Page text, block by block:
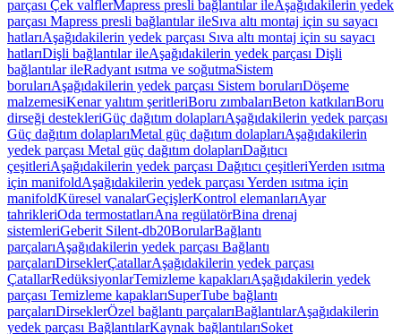
parçası Çek valflerMapress presli bağlantılar ileAşağıdakilerin yedek
parçası Mapress presli bağlantılar ileSıva altı montaj için su sayacı
hatlarıAşağıdakilerin yedek parçası Sıva altı montaj için su sayacı
hatlarıDişli bağlantılar ileAşağıdakilerin yedek parçası Dişli
bağlantılar ileRadyant ısıtma ve soğutmaSistem
borularıAşağıdakilerin yedek parçası Sistem borularıDöşeme
malzemesiKenar yalıtım şeritleriBoru zımbalarıBeton katkılarıBoru
dirseği destekleriGüç dağıtım dolaplarıAşağıdakilerin yedek parçası
Güç dağıtım dolaplarıMetal güç dağıtım dolaplarıAşağıdakilerin
yedek parçası Metal güç dağıtım dolaplarıDağıtıcı
çeşitleriAşağıdakilerin yedek parçası Dağıtıcı çeşitleriYerden ısıtma
için manifoldAşağıdakilerin yedek parçası Yerden ısıtma için
manifoldKüresel vanalarGeçişlerKontrol elemanlarıAyar
tahrikleriOda termostatlarıAna regülatörBina drenaj
sistemleriGeberit Silent-db20BorularBağlantı
parçalarıAşağıdakilerin yedek parçası Bağlantı
parçalarıDirseklerÇatallarAşağıdakilerin yedek parçası
ÇatallarRedüksiyonlarTemizleme kapaklarıAşağıdakilerin yedek
parçası Temizleme kapaklarıSuperTube bağlantı
parçalarıDirseklerÖzel bağlantı parçalarıBağlantılarAşağıdakilerin
yedek parçası BağlantılarKaynak bağlantılarıSoket